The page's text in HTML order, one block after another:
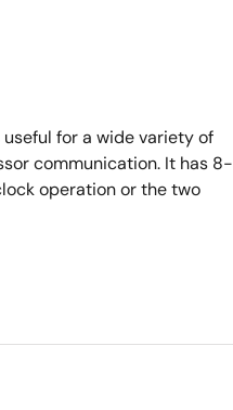
for a wide variety of
communication. It has 8-
operation or the two